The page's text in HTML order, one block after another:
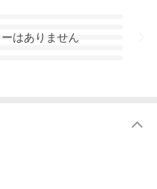
研究者からは「世界で最
うなゆったりとした優し
はありません